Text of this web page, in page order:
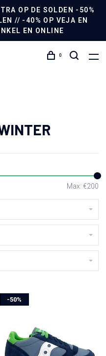
OP DE SOLDEN -50%
// -40% OP VEJA EN
EN ONLINE
0
Max: €200
-50%